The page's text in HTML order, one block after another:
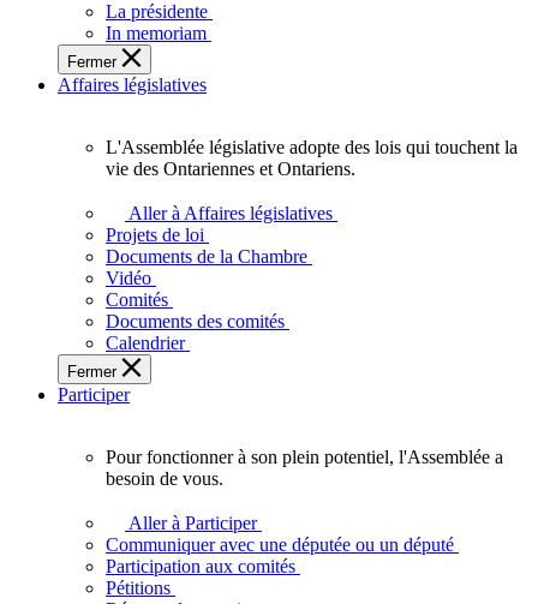
sein
de
l'Assemblée
législative
l'Ontario.
La présidente
In memoriam
Fermer
Affaires législatives
L'Assemblée
adopte
touchent
des
Ontariennes
et
L'Assemblée législative adopte des lois qui touchent la
vie des Ontariennes et Ontariens.
Aller à Affaires législatives
Projets de loi
Documents de la Chambre
Vidéo
Comités
Documents des comités
Calendrier
Fermer
Participer
plein
potentiel,
Pour fonctionner à son plein potentiel, l'Assemblée a
besoin de vous.
Aller à Participer
Communiquer avec une députée ou un député
Participation aux comités
Pétitions